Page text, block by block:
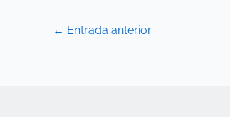
← Entrada anterior